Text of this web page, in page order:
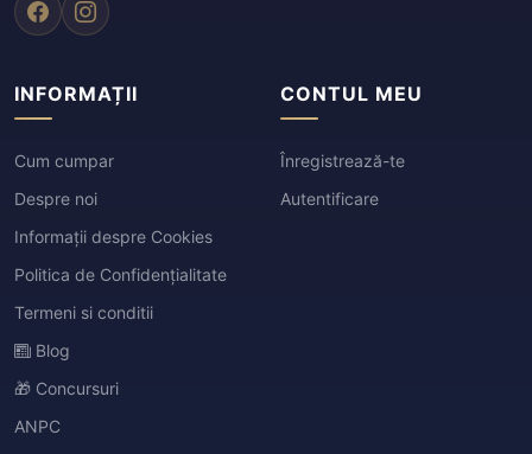
INFORMAȚII
Cum cumpar
Despre noi
Informații despre Cookies
Politica de Confidențialitate
Termeni si conditii
Blog
🎁 Concursuri
ANPC
CONTUL MEU
Înregistrează-te
Autentificare